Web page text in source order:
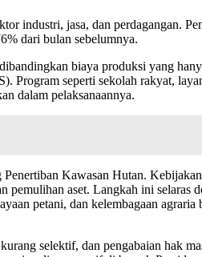
industri, jasa, dan perdagangan.
dari bulan sebelumnya.
biaya produksi yang
seperti sekolah rakyat,
dalam pelaksanaannya.
Kawasan Hutan.
pemulihan aset. Langkah ini
petani, dan kelembagaan
selektif, dan pengabaian hak